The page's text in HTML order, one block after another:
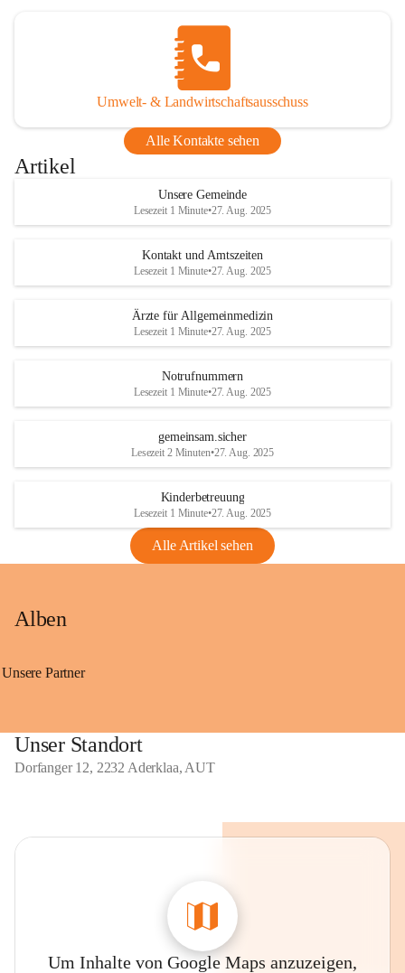
Umwelt- & Landwirtschaftsausschuss
Alle Kontakte sehen
Artikel
Unsere Gemeinde
Lesezeit 1 Minute•27. Aug. 2025
Kontakt und Amtszeiten
Lesezeit 1 Minute•27. Aug. 2025
Ärzte für Allgemeinmedizin
Lesezeit 1 Minute•27. Aug. 2025
Notrufnummern
Lesezeit 1 Minute•27. Aug. 2025
gemeinsam.sicher
Lesezeit 2 Minuten•27. Aug. 2025
Kinderbetreuung
Lesezeit 1 Minute•27. Aug. 2025
Alle Artikel sehen
Alben
Unsere Partner
Unser Standort
Dorfanger 12, 2232 Aderklaa, AUT
Um Inhalte von Google Maps anzuzeigen,